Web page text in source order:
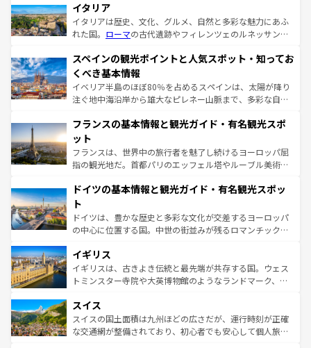
イタリア
イタリアは歴史、文化、グルメ、自然と多彩な魅力にあふ
れた国。 ローマの古代遺跡やフィレンツェのルネッサンス
ろん、トスカーナの美しい田園風景やアマルフィ海岸の絶
景など、自然景観も見逃せない。観光の合間には、本場の
ピザやパスタなど、絶品のイタリア料理を堪能することも
できる。朝目覚めてから夜眠るまで、すべての瞬間を楽し
なお、新着のイタリア情報はコンテンツ一覧を参照してほ
しい。
スペインの観光ポイントと人気スポット・知ってお
くべき基本情報
イベリア半島のほぼ80％を占めるスペインは、太陽が降り
注ぐ地中海沿岸から雄大なピレネー山脈まで、多彩な自然
文化が根付くこの国では、情熱的なフラメンコ、熱気あふ
れる闘牛、そして美味しいタパスが生活の一部となってい
る。首都マドリードの洗練された雰囲気や、バルセロナの
アートに溢れた街角から、地方では古代ローマ遺跡や中世
せる。地方によって風土や気候が異なるスペインはその個
ンテンツ一覧 を参照してほしい。
フランスの基本情報と観光ガイド・有名観光スポ
ット
フランスは、世界中の旅行者を魅了し続けるヨーロッパ屈
指の観光地だ。首都パリのエッフェル塔やルーブル美術館
で、幅広い魅力が詰まっている。華麗な宮殿、歴史的な大
聖堂、美しいビーチ、そして豊かな自然が、訪れる者を心
から魅了する。また、フランスは美食の国としても知ら
れ、フランス料理はユネスコ無形文化遺産にも登録されて
香り高いラベンダー畑など、多彩な楽しみ方が可能だ。さ
らに、パリ以外の地域にも魅力が溢れており、どの街角に
も豊かな歴史と文化が息づいている。パリ以外の個性あふ
を参照してほしい。
ドイツの基本情報と観光ガイド・有名観光スポッ
ト
ドイツは、豊かな歴史と多彩な文化が交差するヨーロッパ
の中心に位置する国。中世の街並みが残るロマンチック街
顔を持つこの国は、どこを歩いても飽きることがない。ベ
ルリンの文化的活気、バイエルン州のアルプスの絶景、そ
してライン川沿いのワイン畑といった風景は必見。ビール
は、お酒好きな人にはぜひ体験してほしい。 なお、新着の
ドイツ情報はコンテンツ一覧を参照してほしい。
イギリス
イギリスは、古きよき伝統と最先端が共存する国。ウェス
トミンスター寺院や大英博物館のようなランドマーク、歴
リアごとに異なる魅力がある。また、優雅なアフタヌーン
ティー、ビール好きにはたまらない英国パブ、サッカー観
戦など、本場だからこそできる体験も豊富。イギリスを旅
スイス
スイスの国土面積は九州ほどの広さだが、運行時刻が正確
な交通網が整備されており、初心者でも安心して個人旅行